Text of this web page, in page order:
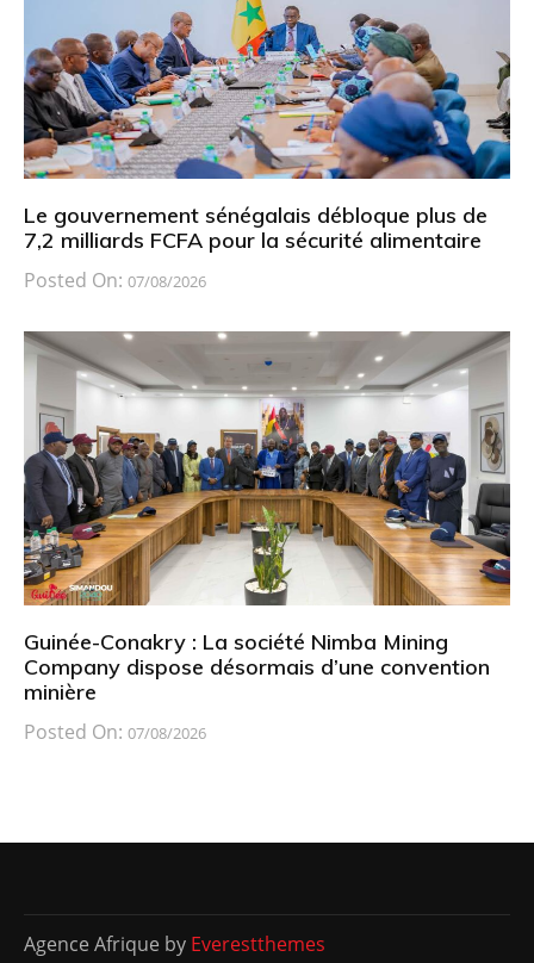
Le gouvernement sénégalais débloque plus de
7,2 milliards FCFA pour la sécurité alimentaire
Posted On: 07/08/2026
Guinée-Conakry : La société Nimba Mining
Company dispose désormais d’une convention
minière
Posted On: 07/08/2026
Agence Afrique by Everestthemes